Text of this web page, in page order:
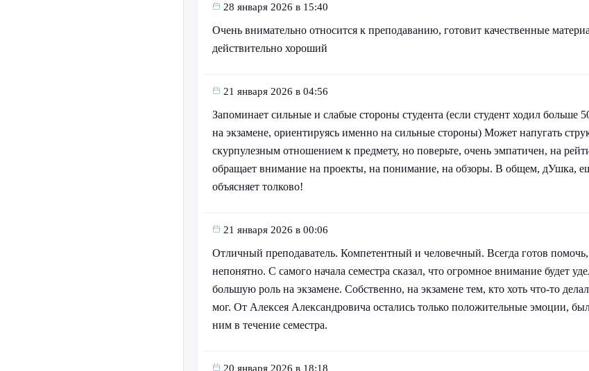
28 января 2026 в 15:40
Очень внимательно относится к преподаванию, готовит качественные
действительно хороший
21 января 2026 в 04:56
Запоминает сильные и слабые стороны студента (если студент ходил больше
на экзамене, ориентируясь именно на сильные стороны) Может напугать
скурпулезным отношением к предмету, но поверьте, очень эмпатичен, на
обращает внимание на проекты, на понимание, на обзоры. В общем, дУшка,
объясняет толково!
21 января 2026 в 00:06
Отличный преподаватель. Компетентный и человечный. Всегда готов помочь,
непонятно. С самого начала семестра сказал, что огромное внимание будет
большую роль на экзамене. Собственно, на экзамене тем, кто хоть что-то
мог. От Алексея Александровича остались только положительные эмоции,
ним в течение семестра.
20 января 2026 в 18:18